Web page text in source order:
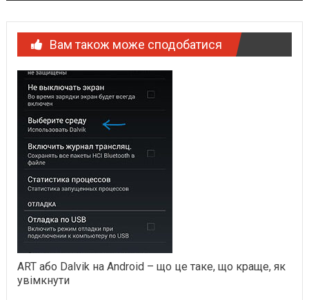
Вам також може сподобатися
ART або Dalvik на Android – що це таке, що краще, як
увімкнути